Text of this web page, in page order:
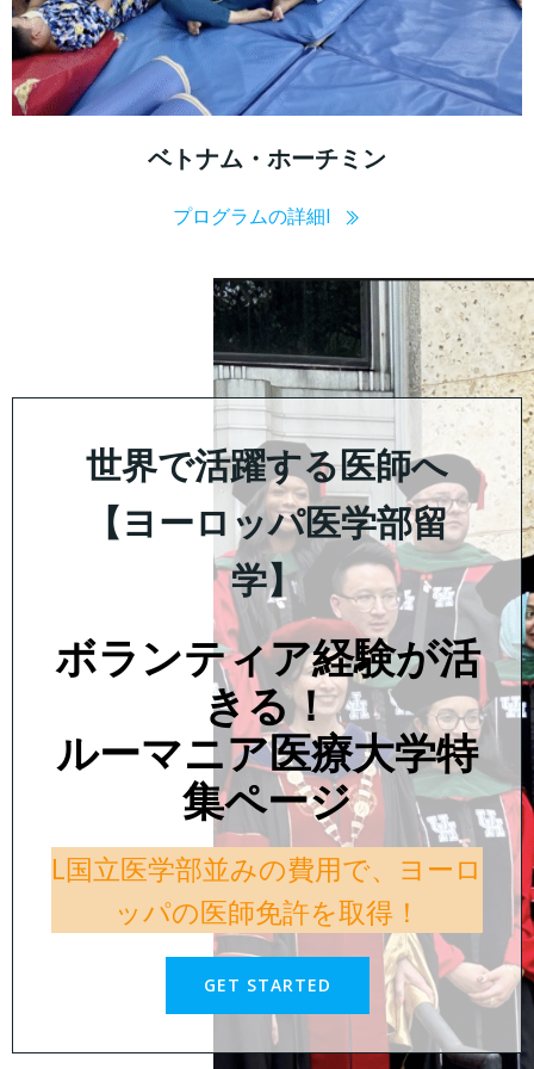
ベトナム・ホーチミン
プログラムの詳細l
世界で活躍する医師へ
【ヨーロッパ医学部留
学】
ボランティア経験が活
きる！
ルーマニア医療大学特
集ページ
L国立医学部並みの費用で、ヨーロ
ッパの医師免許を取得！
GET STARTED